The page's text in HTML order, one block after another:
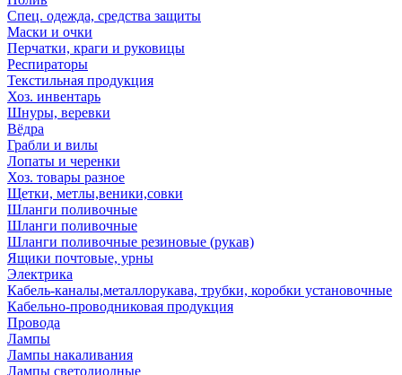
Спец. одежда, средства защиты
Маски и очки
Перчатки, краги и руковицы
Респираторы
Текстильная продукция
Хоз. инвентарь
Шнуры, веревки
Вёдра
Грабли и вилы
Лопаты и черенки
Хоз. товары разное
Щетки, метлы,веники,совки
Шланги поливочные
Шланги поливочные
Шланги поливочные резиновые (рукав)
Ящики почтовые, урны
Электрика
Кабель-каналы,металлорукава, трубки, коробки установочные
Кабельно-проводниковая продукция
Провода
Лампы
Лампы накаливания
Лампы светодиодные